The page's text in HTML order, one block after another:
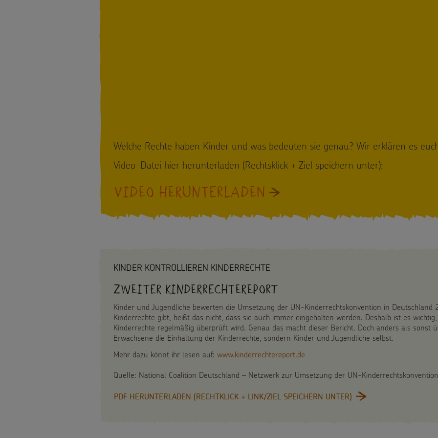
Welche Rechte haben Kinder und was bedeuten sie genau? Wir erklären es
Video-Datei hier herunterladen (Rechtsklick + Ziel speichern unter):
VIDEO HERUNTERLADEN
KINDER KONTROLLIEREN KINDERRECHTE
Zweiter Kinderrechtereport
Kinder und Jugendliche bewerten die Umsetzung der UN-Kinderrechtskonvention in Deutschland
Kinderrechte gibt, heißt das nicht, dass sie auch immer eingehalten werden. Deshalb ist es
Kinderrechte regelmäßig überprüft wird. Genau das macht dieser Bericht. Doch anders als sonst
Erwachsene die Einhaltung der Kinderrechte, sondern Kinder und Jugendliche selbst.
Mehr dazu könnt ihr lesen auf: www.kinderrechtereport.de
Quelle: National Coalition Deutschland – Netzwerk zur Umsetzung der UN-Kinderrechtskonvention
PDF HERUNTERLADEN (RECHTKLICK + LINK/ZIEL SPEICHERN UNTER) : ZWEITER